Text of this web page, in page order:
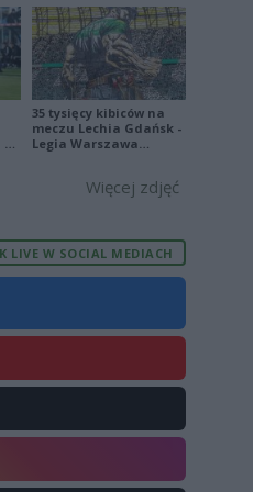
35 tysięcy kibiców na
meczu Lechia Gdańsk -
Legia Warszawa
Więcej zdjęć
LIVE W SOCIAL MEDIACH